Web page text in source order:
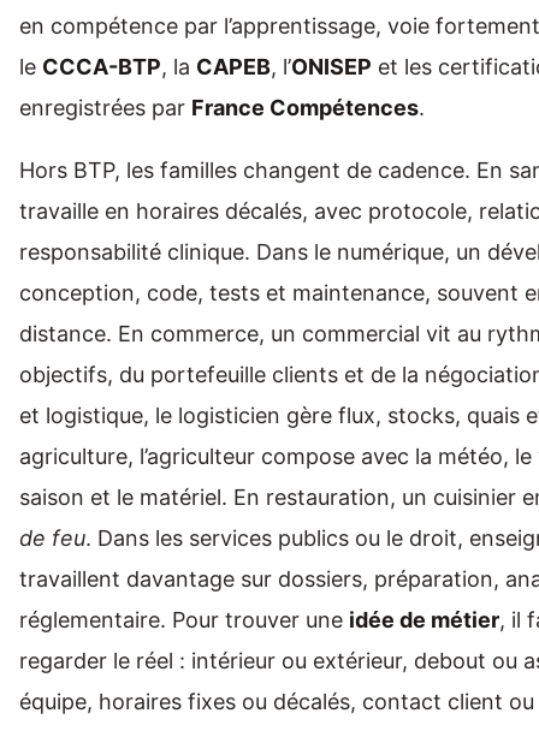
en compétence par l’apprentissage, voie
le CCCA-BTP, la CAPEB, l’ONISEP et les
enregistrées par France Compétences.
Hors BTP, les familles changent de cadence. En
travaille en horaires décalés, avec protocole,
responsabilité clinique. Dans le numérique, un
conception, code, tests et maintenance, souvent
distance. En commerce, un commercial vit au
objectifs, du portefeuille clients et de la
et logistique, le logisticien gère flux, stocks, quais
agriculture, l’agriculteur compose avec la météo,
saison et le matériel. En restauration, un cuisinier
de feu. Dans les services publics ou le droit,
travaillent davantage sur dossiers, préparation,
réglementaire. Pour trouver une idée de métier, il
regarder le réel : intérieur ou extérieur, debout ou
équipe, horaires fixes ou décalés, contact client